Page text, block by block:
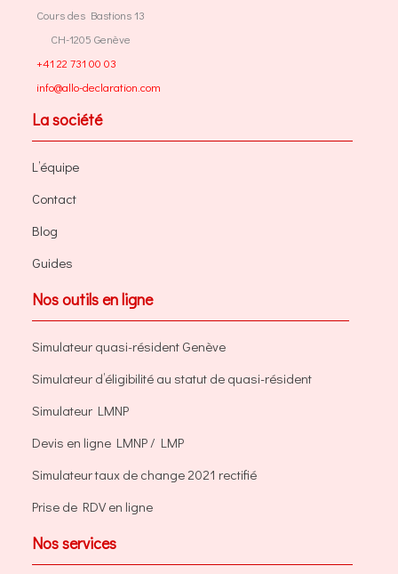
Cours des Bastions 13
CH-1205 Genève
+41 22 731 00 03
info@allo-declaration.com
La société
L’équipe
Contact
Blog
Guides
Nos outils en ligne
Simulateur quasi-résident Genève
Simulateur d’éligibilité au statut de quasi-résident
Simulateur LMNP
Devis en ligne LMNP / LMP
Simulateur taux de change 2021 rectifié
Prise de RDV en ligne
Nos services